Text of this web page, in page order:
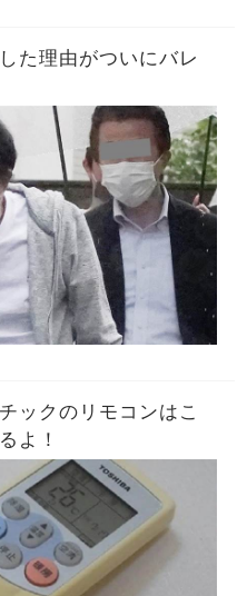
た理由がついにバレ
ックのリモコンはこ
よ！